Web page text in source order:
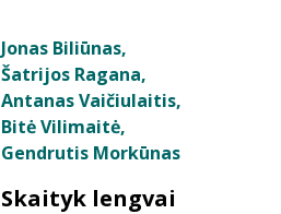
Jonas Biliūnas,
Šatrijos Ragana,
Antanas Vaičiulaitis,
Bitė Vilimaitė,
Gendrutis Morkūnas
Skaityk lengvai